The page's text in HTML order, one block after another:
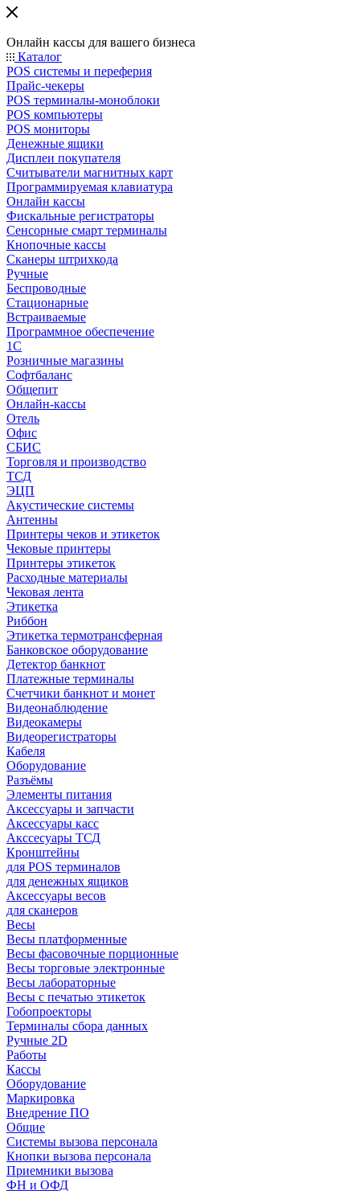
Онлайн кассы для вашего бизнеса
Каталог
POS системы и переферия
Прайс-чекеры
POS терминалы-моноблоки
POS компьютеры
POS мониторы
Денежные ящики
Дисплеи покупателя
Считыватели магнитных карт
Программируемая клавиатура
Онлайн кассы
Фискальные регистраторы
Сенсорные смарт терминалы
Кнопочные кассы
Сканеры штрихкода
Ручные
Беспроводные
Стационарные
Встраиваемые
Программное обеспечение
1С
Розничные магазины
Софтбаланс
Общепит
Онлайн-кассы
Отель
Офис
СБИС
Торговля и производство
ТСД
ЭЦП
Акустические системы
Антенны
Принтеры чеков и этикеток
Чековые принтеры
Принтеры этикеток
Расходные материалы
Чековая лента
Этикетка
Риббон
Этикетка термотрансферная
Банковское оборудование
Детектор банкнот
Платежные терминалы
Счетчики банкнот и монет
Видеонаблюдение
Видеокамеры
Видеорегистраторы
Кабеля
Оборудование
Разъёмы
Элементы питания
Аксессуары и запчасти
Аксессуары касс
Акссесуары ТСД
Кронштейны
для POS терминалов
для денежных ящиков
Аксессуары весов
для сканеров
Весы
Весы платформенные
Весы фасовочные порционные
Весы торговые электронные
Весы лабораторные
Весы с печатью этикеток
Гобопроекторы
Терминалы сбора данных
Ручные 2D
Работы
Кассы
Оборудование
Маркировка
Внедрение ПО
Общие
Системы вызова персонала
Кнопки вызова персонала
Приемники вызова
ФН и ОФД